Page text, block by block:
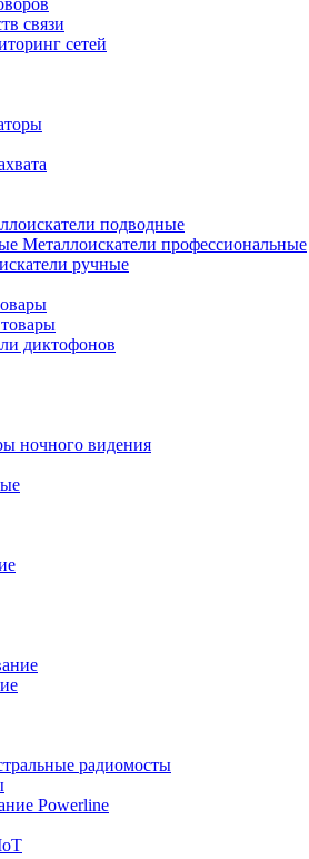
связи
сетей
подводные
Металлоискатели профессиональные
ручные
диктофонов
ночного видения
радиомосты
Powerline